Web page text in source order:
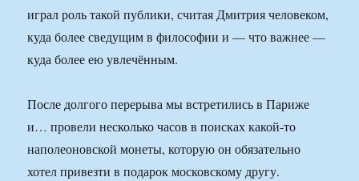
играл роль такой публики, считая Дмитрия человеком,
куда более сведущим в философии и — что важнее —
куда более ею увлечённым.
После долгого перерыва мы встретились в Париже
и… провели несколько часов в поисках какой-то
наполеоновской монеты, которую он обязательно
хотел привезти в подарок московскому другу.